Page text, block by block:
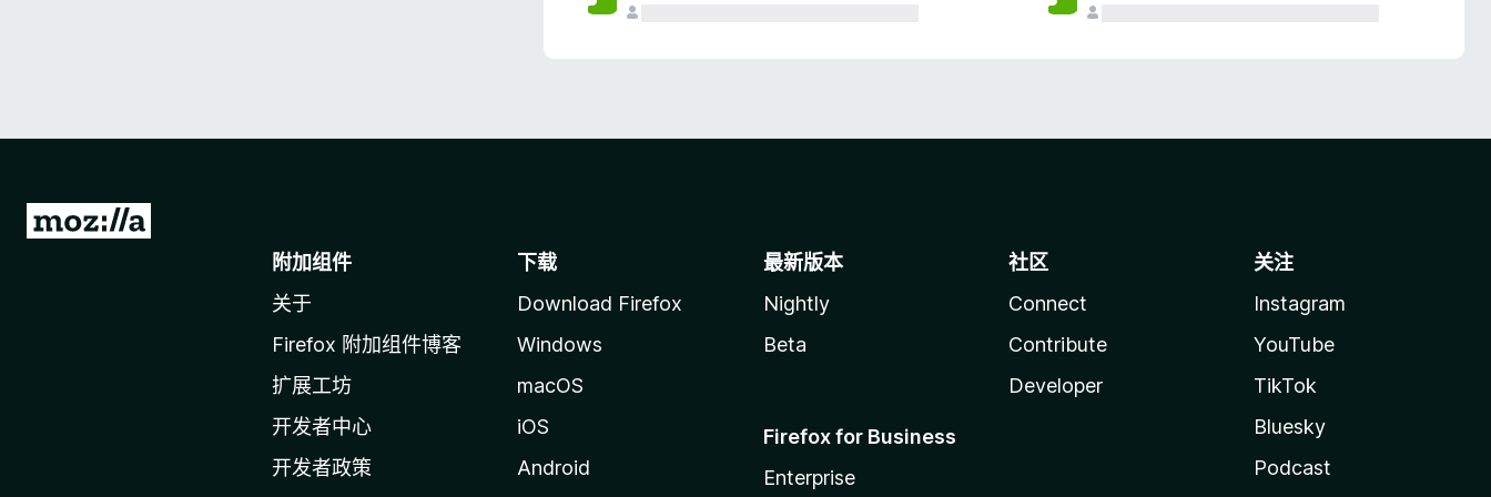
转
附加组件
关于
Firefox 附加组件博客
扩展工坊
开发者中心
开发者政策
下载
Download Firefox
Windows
macOS
iOS
Android
最新版本
Nightly
Beta
Firefox for Business
Enterprise
社区
Connect
Contribute
Developer
关注
Instagram
YouTube
TikTok
Bluesky
Podcast